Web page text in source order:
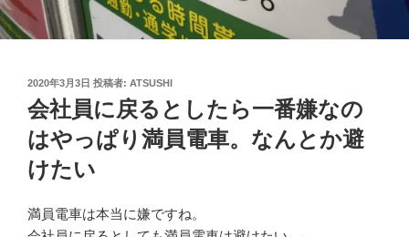
投
日:
2020年3月3日 投稿者: ATSUSHI
会社員に戻るとしたら一番嫌なの
はやっぱり満員電車。なんとか避
けたい
満員電車は本当に嫌ですね。